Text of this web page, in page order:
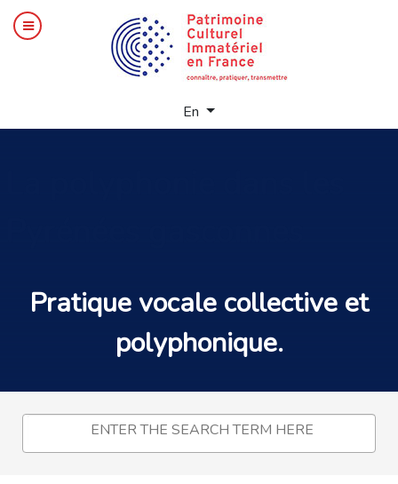
En
Pratique vocale collective et
polyphonique.